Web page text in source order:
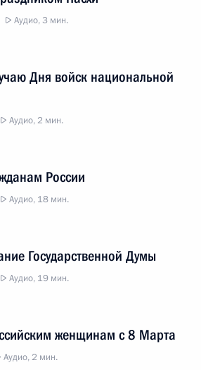
Аудио, 3 мин.
Дня войск национальной
Аудио, 2 мин.
России
Аудио, 18 мин.
Государственной Думы
Аудио, 19 мин.
женщинам с 8 Марта
Аудио, 2 мин.